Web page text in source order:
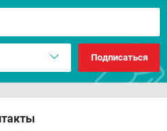
Подписаться